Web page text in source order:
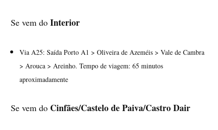
Se vem doInterior
Via A25: Saída Porto A1 > Oliveira de Azeméis > Vale de Cambra
> Arouca > Areinho. Tempo de viagem: 65 minutos
aproximadamente
Se vem do Cinfães/Castelo de Paiva/Castro Dair